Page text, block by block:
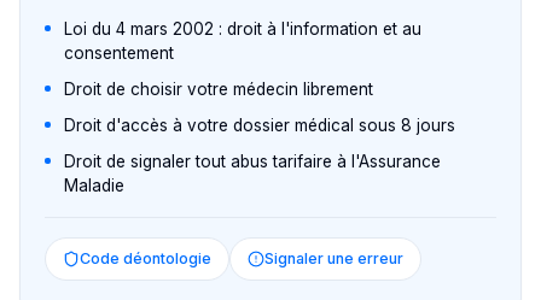
Loi du 4 mars 2002 : droit à l'information et au
consentement
Droit de choisir votre médecin librement
Droit d'accès à votre dossier médical sous 8 jours
Droit de signaler tout abus tarifaire à l'Assurance
Maladie
Code déontologie Signaler une erreur